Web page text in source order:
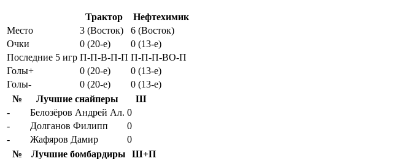
Трактор
Нефтехимик
Место
3 (Восток)
6 (Восток)
Очки
0 (20-e)
0 (13-e)
Последние 5 игр П-П-В-П-П П-П-П-ВО-П
Голы+
0 (20-e)
0 (13-e)
Голы-
0 (20-e)
0 (13-e)
№
Лучшие снайперы
Ш
-
Белозёров Андрей Ал. 0
-
Долганов Филипп
0
-
Жафяров Дамир
0
№
Лучшие бомбардиры
Ш+П